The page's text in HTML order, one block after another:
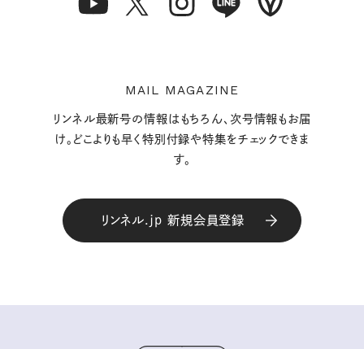
MAIL MAGAZINE
リンネル最新号の情報はもちろん、次号情報もお届
け。どこよりも早く特別付録や特集をチェックできま
す。
リンネル.jp 新規会員登録